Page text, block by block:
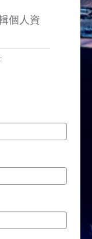
個人資